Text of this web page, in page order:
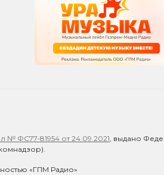
ФС77-81954 от 24.09.2021, выдано
«ГПМ Радио»